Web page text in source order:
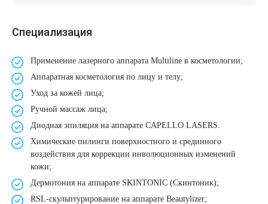
Cпециализация
Применение лазерного аппарата Multiline в косметологии;
Аппаратная косметология по лицу и телу;
Уход за кожей лица;
Ручной массаж лица;
Диодная эпиляция на аппарате CAPELLO LASERS.
Химические пилинги поверхностного и срединного
воздействия для коррекции инволюционных изменений
кожи;
Дермотония на аппарате SKINTONIC (Скинтоник);
RSL-скульптурирование на аппарате Beautylizer;
Лечение прыщей (угревой сыпи)
Лечение гиперпигментации
Удаление веснушек
Удаление сосудистых звездочек
Удаление винного пятна
Лечение псориаза
Фотодинамическая терапия HELEO™
Удалить носогубные складки
Удалить перманентный макияж
Удалить рубцы
Поднять брови
Молодую и увлажнённую кожу вокруг глаз
Вылечить расширенные поры